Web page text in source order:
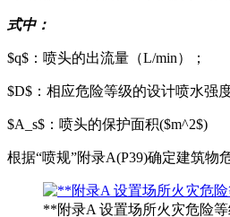
式中：
$q$：喷头的出流量（L/min）；
$D$：相应危险等级的设计喷水强
$A_s$：喷头的保护面积($m^2$)
根据“喷规”附录A(P39)确定建筑物
**附录A 设置场所火灾危险